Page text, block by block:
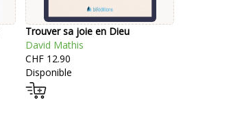
Trouver sa joie en Dieu
David Mathis
CHF 12.90
Disponible